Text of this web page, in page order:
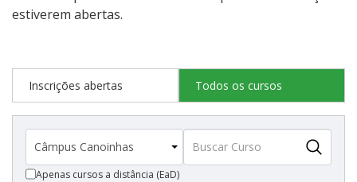
estiverem abertas.
Inscrições abertas Todos os cursos
Apenas cursos a distância (EaD)